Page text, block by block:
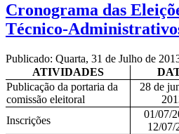
Cronograma das
Técnico-
Publicado: Quarta, 31 de Julho de
ATIVIDADES
Publicação da portaria da
comissão eleitoral
28 de
Inscrições
01/07/
12/07/